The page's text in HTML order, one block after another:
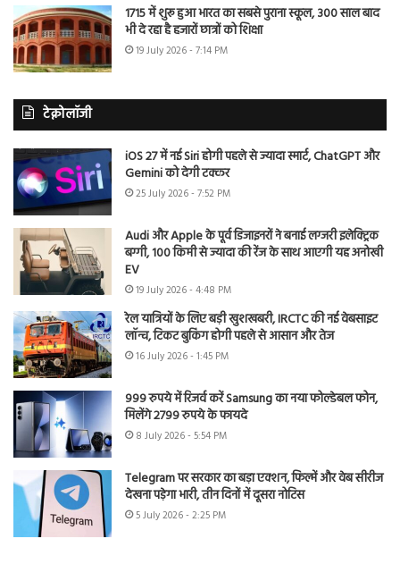
1715 में शुरू हुआ भारत का सबसे पुराना स्कूल, 300 साल बाद
भी दे रहा है हजारों छात्रों को शिक्षा
19 July 2026 - 7:14 PM
टेक्नोलॉजी
iOS 27 में नई Siri होगी पहले से ज्यादा स्मार्ट, ChatGPT और
Gemini को देगी टक्कर
25 July 2026 - 7:52 PM
Audi और Apple के पूर्व डिजाइनरों ने बनाई लग्जरी इलेक्ट्रिक
बग्गी, 100 किमी से ज्यादा की रेंज के साथ आएगी यह अनोखी
EV
19 July 2026 - 4:48 PM
रेल यात्रियों के लिए बड़ी खुशखबरी, IRCTC की नई वेबसाइट
लॉन्च, टिकट बुकिंग होगी पहले से आसान और तेज
16 July 2026 - 1:45 PM
999 रुपये में रिजर्व करें Samsung का नया फोल्डेबल फोन,
मिलेंगे 2799 रुपये के फायदे
8 July 2026 - 5:54 PM
Telegram पर सरकार का बड़ा एक्शन, फिल्में और वेब सीरीज
देखना पड़ेगा भारी, तीन दिनों में दूसरा नोटिस
5 July 2026 - 2:25 PM